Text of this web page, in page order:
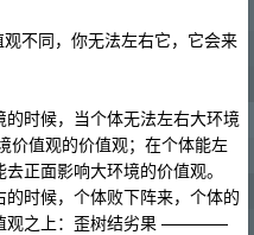
不同，你无法左右它，它会来
时候，当个体无法左右大环境
价值观的价值观；在个体能左
正面影响大环境的价值观。
时候，个体败下阵来，个体的
观之上：歪树结劣果 ————